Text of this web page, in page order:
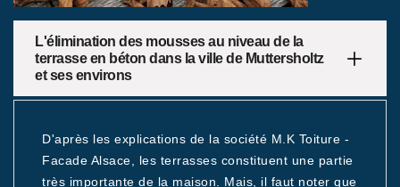
L'élimination des mousses au niveau de la
terrasse en béton dans la ville de Muttersholtz
et ses environs
D'après les explications de la société M.K Toiture -
Facade Alsace, les terrasses constituent une partie
très importante de la maison. Mais, il faut noter que